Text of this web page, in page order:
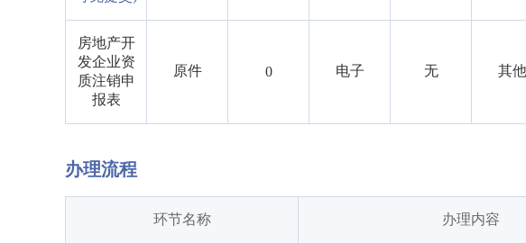
房地产开
发企业资
质注销申
报表
原件 0 电子 无 其他
办理流程
环节名称 办理内容